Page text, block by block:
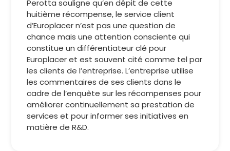
Perotta souligne qu’en dépit de cette
huitième récompense, le service client
d’Europlacer n’est pas une question de
chance mais une attention consciente qui
constitue un différentiateur clé pour
Europlacer et est souvent cité comme tel par
les clients de l’entreprise. L’entreprise utilise
les commentaires de ses clients dans le
cadre de l’enquête sur les récompenses pour
améliorer continuellement sa prestation de
services et pour informer ses initiatives en
matière de R&D.